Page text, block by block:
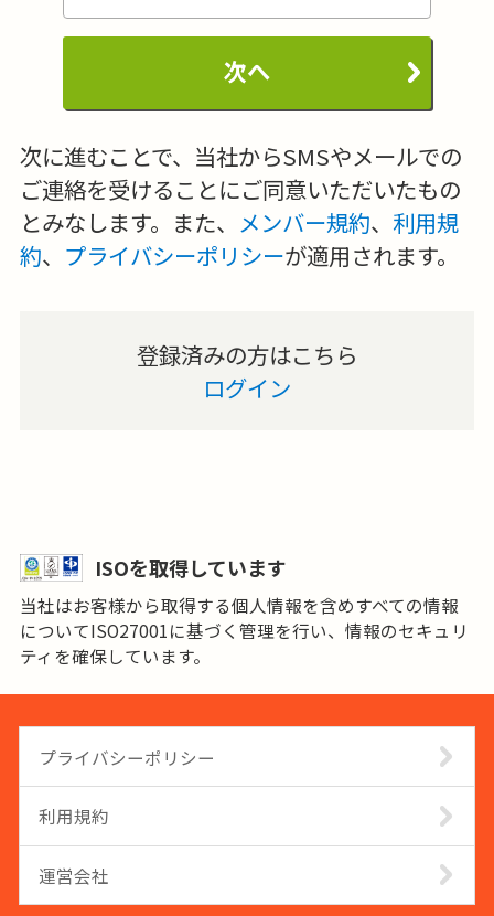
次へ
次に進むことで、当社からSMSやメールでの
ご連絡を受けることにご同意いただいたもの
とみなします。また、 メンバー規約、 利用規
約、 プライバシーポリシーが適用されます。
登録済みの方はこちら
ログイン
ISOを取得しています
当社はお客様から取得する個人情報を含めすべての情報
についてISO27001に基づく管理を行い、情報のセキュリ
ティを確保しています。
プライバシーポリシー
利用規約
運営会社